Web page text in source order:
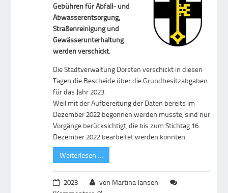
Gebühren für Abfall- und
Abwasserentsorgung,
Straßenreinigung und
Gewässerunterhaltung
werden verschickt.
Die Stadtverwaltung Dorsten verschickt in diesen
Tagen die Bescheide über die Grundbesitzabgaben
für das Jahr 2023.
Weil mit der Aufbereitung der Daten bereits im
Dezember 2022 begonnen werden musste, sind nur
Vorgänge berücksichtigt, die bis zum Stichtag 16.
Dezember 2022 bearbeitet werden konnten.
Weiterlesen …
2023
von Martina Jansen